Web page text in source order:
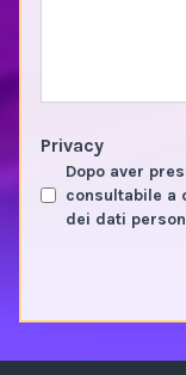
Privacy
Dopo aver
consultabile a
dei dati